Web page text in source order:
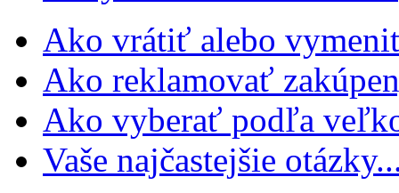
Ako vrátiť alebo
Ako reklamovať
Ako vyberať podľa
Vaše najčastejšie